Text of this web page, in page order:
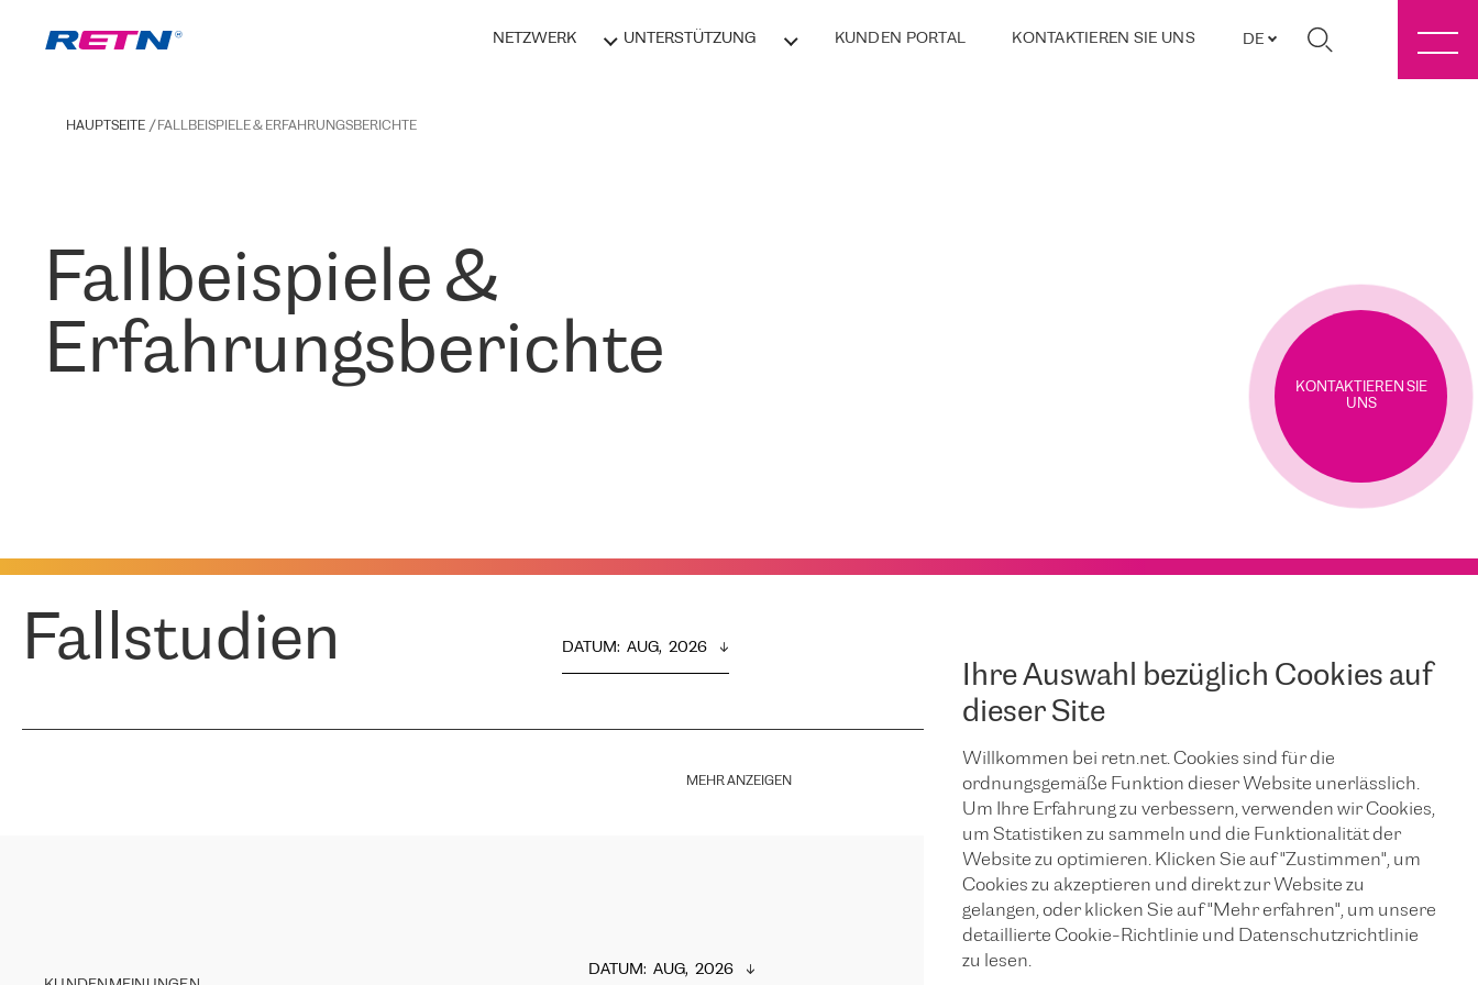
NETZWERK UNTERSTÜTZUNG KUNDEN PORTAL KONTAKTIEREN SIE UNS DE
Ihre Auswahl bezüglich Cookies auf
dieser Site
Willkommen bei retn.net. Cookies sind für die
ordnungsgemäße Funktion dieser Website unerlässlich.
Um Ihre Erfahrung zu verbessern, verwenden wir Cookies,
um Statistiken zu sammeln und die Funktionalität der
Website zu optimieren. Klicken Sie auf "Zustimmen", um
Cookies zu akzeptieren und direkt zur Website zu
gelangen, oder klicken Sie auf "Mehr erfahren", um unsere
detaillierte Cookie-Richtlinie und Datenschutzrichtlinie
zu lesen.
HAUPTSEITE FALLBEISPIELE & ERFAHRUNGSBERICHTE
Fallbeispiele &
Erfahrungsberichte
KONTAKTIEREN SIE
UNS
Fallstudien DATUM: AUG,  2026
MEHR ANZEIGEN
DATUM: AUG,  2026